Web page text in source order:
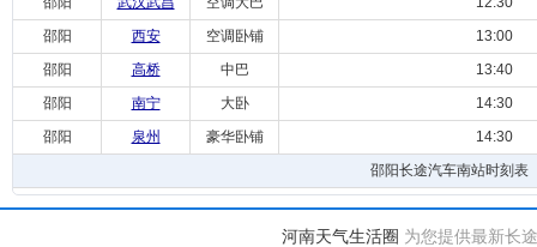
邵阳
西安 空调卧铺
13:00
邵阳
高桥 中巴
13:40
邵阳
南宁 大卧
14:30
邵阳
泉州 豪华卧铺
14:30
邵阳长途汽车南站时刻表
河南天气生活圈 为您提供最新长